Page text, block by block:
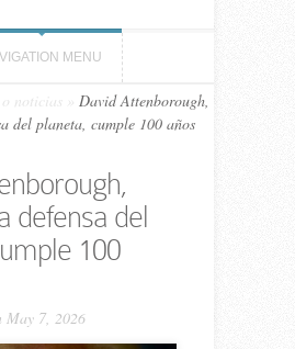
MENU
noticias
David Attenborough,
del planeta, cumple 100 años
defensa del
100
7, 2026